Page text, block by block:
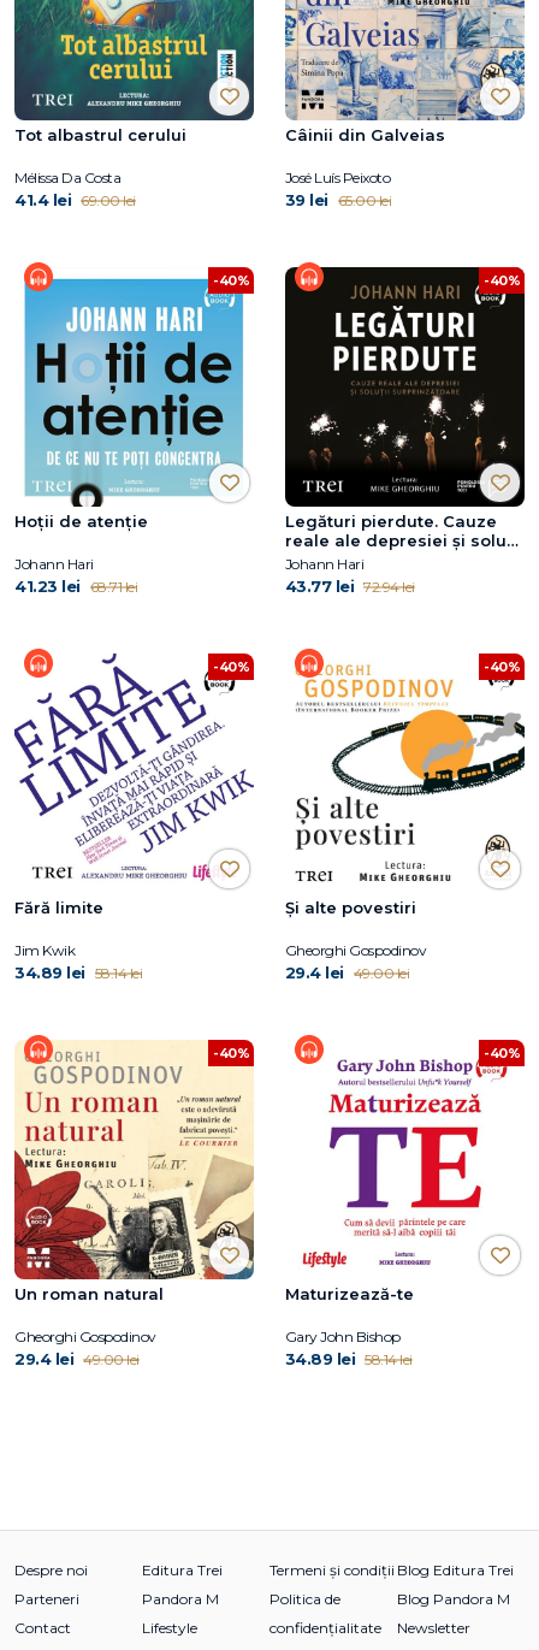
Tot albastrul cerului
Mélissa Da Costa
41.4 lei 69.00 lei
Câinii din Galveias
José Luís Peixoto
39 lei 65.00 lei
-40%
Hoții de atenție
Johann Hari
41.23 lei 68.71 lei
-40%
Legături pierdute. Cauze
reale ale depresiei și soluții
surprinzătoare
Johann Hari
43.77 lei 72.94 lei
-40%
Fără limite
Jim Kwik
34.89 lei 58.14 lei
-40%
Și alte povestiri
Gheorghi Gospodinov
29.4 lei 49.00 lei
-40%
Un roman natural
Gheorghi Gospodinov
29.4 lei 49.00 lei
-40%
Maturizează-te
Gary John Bishop
34.89 lei 58.14 lei
Despre noi
Parteneri
Contact
Editura Trei
Pandora M
Lifestyle
Termeni și condiții
Politica de
confidențialitate
Blog Editura Trei
Blog Pandora M
Newsletter